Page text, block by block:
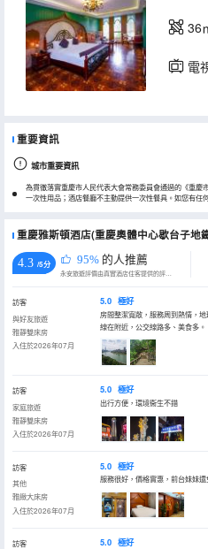
36
電
重要資訊
城市重要資訊
為貫徹落實重慶市人民代表大會常務委員會通過的《重慶
一次性用品；酒店餐廳不主動提供一次性餐具。如您有任
重慶雅斯頓酒店(重慶奧體中心歇台子地
4.3 /5分 95% 的人推薦
永安旅遊評價由真實酒店住客提供的評價。
訪客
與好友旅遊
雅靜雙床房
入住於2026年07月
5.0 極好
房間整潔寬敞，服務周到熱情，
線在附近，公交線路多、美食多。
訪客
家庭旅遊
雅靜雙床房
入住於2026年07月
5.0 極好
出行方便，環境衞生不錯
訪客
其他
雅緻大床房
入住於2026年07月
5.0 極好
服務很好，價格實惠，前台妹妹
訪客
5.0 極好